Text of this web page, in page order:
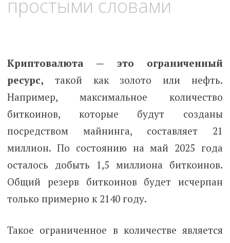
простыми словами
Криптовалюта — это ограниченный
ресурс, такой как золото или нефть.
Например, максимальное количество
биткоинов, которые будут созданы
посредством майнинга, составляет 21
миллион. По состоянию на май 2025 года
осталось добыть 1,5 миллиона биткоинов.
Общий резерв биткоинов будет исчерпан
только примерно к 2140 году.
Такое ограниченное в количестве является